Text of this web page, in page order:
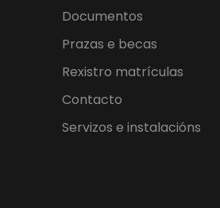
Documentos
Prazas e becas
Rexistro matrículas
Contacto
Servizos e instalacións